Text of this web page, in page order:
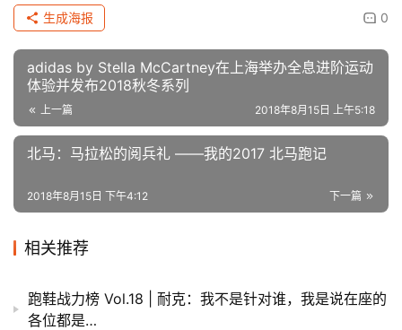
0
生成海报
adidas by Stella McCartney在上海举办全息进阶运动
体验并发布2018秋冬系列
上一篇 2018年8月15日 上午5:18
北马：马拉松的阅兵礼 ——我的2017 北马跑记
下一篇
2018年8月15日 下午4:12
相关推荐
跑鞋战力榜 Vol.18 | 耐克：我不是针对谁，我是说在座的
各位都是…